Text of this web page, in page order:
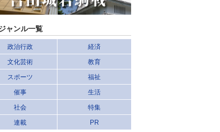
ャンル一覧
政治行政 経済
文化芸術 教育
スポーツ 福祉
催事 生活
社会 特集
連載 PR